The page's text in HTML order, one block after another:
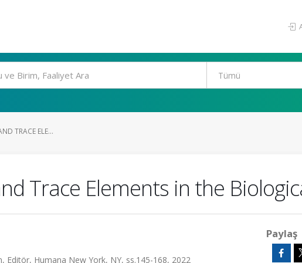
TRACE ELE...
Trace Elements in the
Humana New York, NY, ss.145-168, 2022
Paylaş